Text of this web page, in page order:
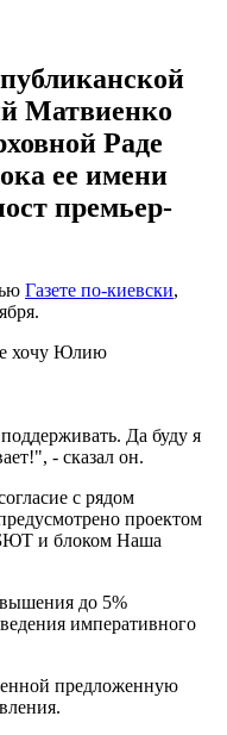
Матвиенко
Раде
ее имени
премьер-
Газете по-киевски,
хочу Юлию
поддерживать. Да буду я
- сказал он.
с рядом
проектом
и блоком Наша
до 5%
императивного
предложенную